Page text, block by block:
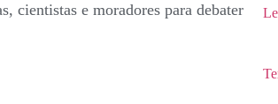
cientistas e moradores para debater